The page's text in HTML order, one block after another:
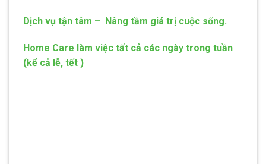
Dịch vụ tận tâm – Nâng tầm giá trị cuộc sống.
Home Care làm việc tất cả các ngày trong tuần
(kể cả lễ, tết )